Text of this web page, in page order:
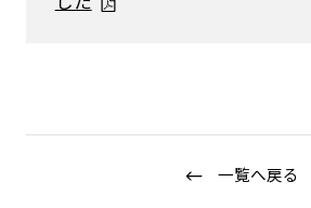
サステナビリティ
一覧へ戻る